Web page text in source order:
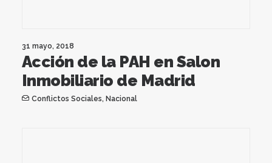
31 mayo, 2018
Acción de la PAH en Salon
Inmobiliario de Madrid
Conflictos Sociales, Nacional